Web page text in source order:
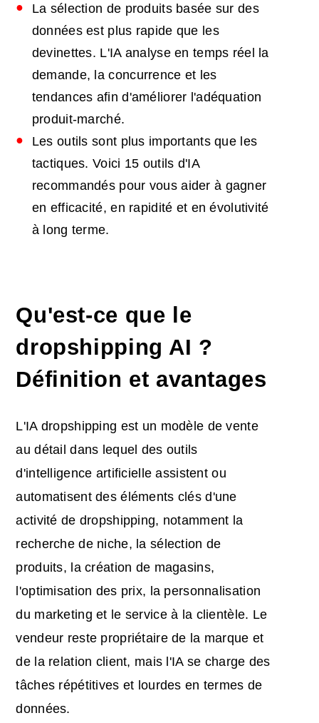
La sélection de produits basée sur des
données est plus rapide que les
devinettes. L'IA analyse en temps réel la
demande, la concurrence et les
tendances afin d'améliorer l'adéquation
produit-marché.
Les outils sont plus importants que les
tactiques. Voici 15 outils d'IA
recommandés pour vous aider à gagner
en efficacité, en rapidité et en évolutivité
à long terme.
Qu'est-ce que le
dropshipping AI ?
Définition et avantages
L'IA dropshipping est un modèle de vente
au détail dans lequel des outils
d'intelligence artificielle assistent ou
automatisent des éléments clés d'une
activité de dropshipping, notamment la
recherche de niche, la sélection de
produits, la création de magasins,
l'optimisation des prix, la personnalisation
du marketing et le service à la clientèle. Le
vendeur reste propriétaire de la marque et
de la relation client, mais l'IA se charge des
tâches répétitives et lourdes en termes de
données.